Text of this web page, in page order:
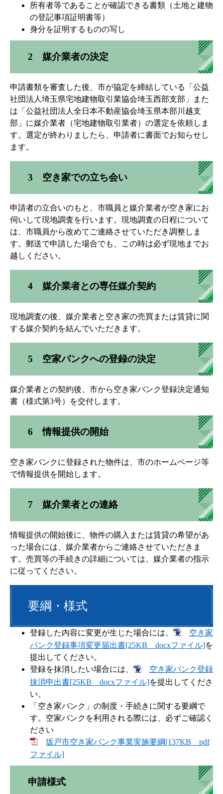
所有者等であることが確認できる書類（土地と建物
の登記事項証明書等）
身分を証明するものの写し
2 媒介業者の決定
申請書類を審査した後、市が協定を締結している「公益
社団法人埼玉県宅地建物取引業協会埼玉西部支部」また
は「公益社団法人全日本不動産協会埼玉県本部川越支
部」に媒介業者（宅地建物取引業者）の選定を依頼しま
す。選定が終わりましたら、申請者に書面でお知らせし
ます。
3 空き家での立ち会い
申請者の立合いのもと、市職員と媒介業者が空き家にお
伺いして現地調査を行います。現地調査の日程について
は、市職員から改めてご連絡させていただき調整しま
す。郵送で申請した場合でも、この時は必ず現地までお
越しください。
4 媒介業者との専任媒介契約
現地調査の後、媒介業者と空き家の売買または賃貸に関
する媒介契約を結んでいただきます。
5 空家バンクへの登録の決定
媒介業者との契約後、市から空き家バンク登録決定通知
書（様式第3号）を交付します。
6 情報提供の開始
空き家バンクに登録された物件は、市のホームページ等
で情報提供を開始します。
7 媒介業者との連絡
情報提供の開始後に、物件の購入または賃貸の希望があ
った場合には、媒介業者からご連絡させていただきま
す。売買等の手続きの詳細については、媒介業者の指示
に従ってください。
要綱・様式
登録した内容に変更が生じた場合には、
空き家
バンク登録事項変更届出書[25KB docxファイル]を
提出してください。
登録を抹消したい場合には、
空き家バンク登録
抹消申出書[25KB docxファイル]を提出してくださ
い。
「空き家バンク」の制度・手続きに関する要綱で
す。空家バンクを利用される際には、必ずご確認く
ださい
坂戸市空き家バンク事業実施要綱[137KB pdf
ファイル]
申請様式